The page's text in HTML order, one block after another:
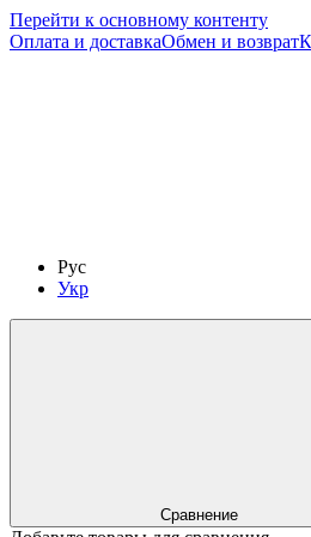
Перейти к основному контенту
Оплата и доставкаОбмен и возврат
Рус
Укр
Сравнение